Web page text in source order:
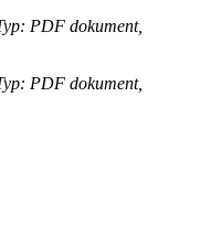
PDF dokument,
PDF dokument,